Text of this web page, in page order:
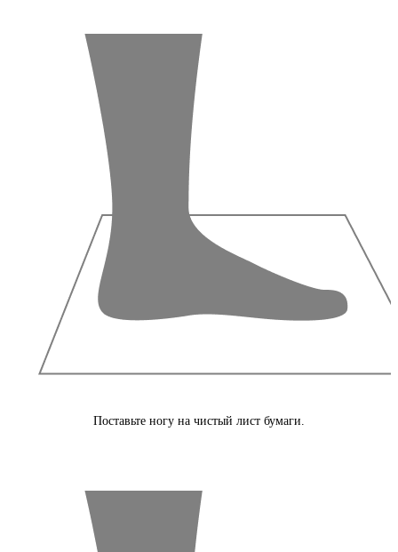
Поставьте ногу на чистый лист бумаги.